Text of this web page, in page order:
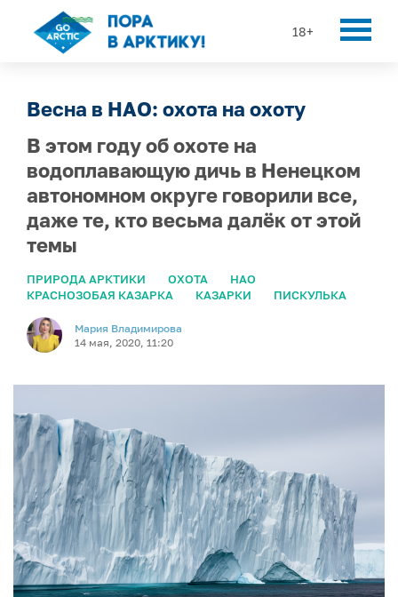
18+
Весна в НАО: охота на охоту
В этом году об охоте на
водоплавающую дичь в Ненецком
автономном округе говорили все,
даже те, кто весьма далёк от этой
темы
ПРИРОДА АРКТИКИ ОХОТА
НАО
КРАСНОЗОБАЯ КАЗАРКА
КАЗАРКИ ПИСКУЛЬКА
Мария Владимирова
14 мая, 2020, 11:20